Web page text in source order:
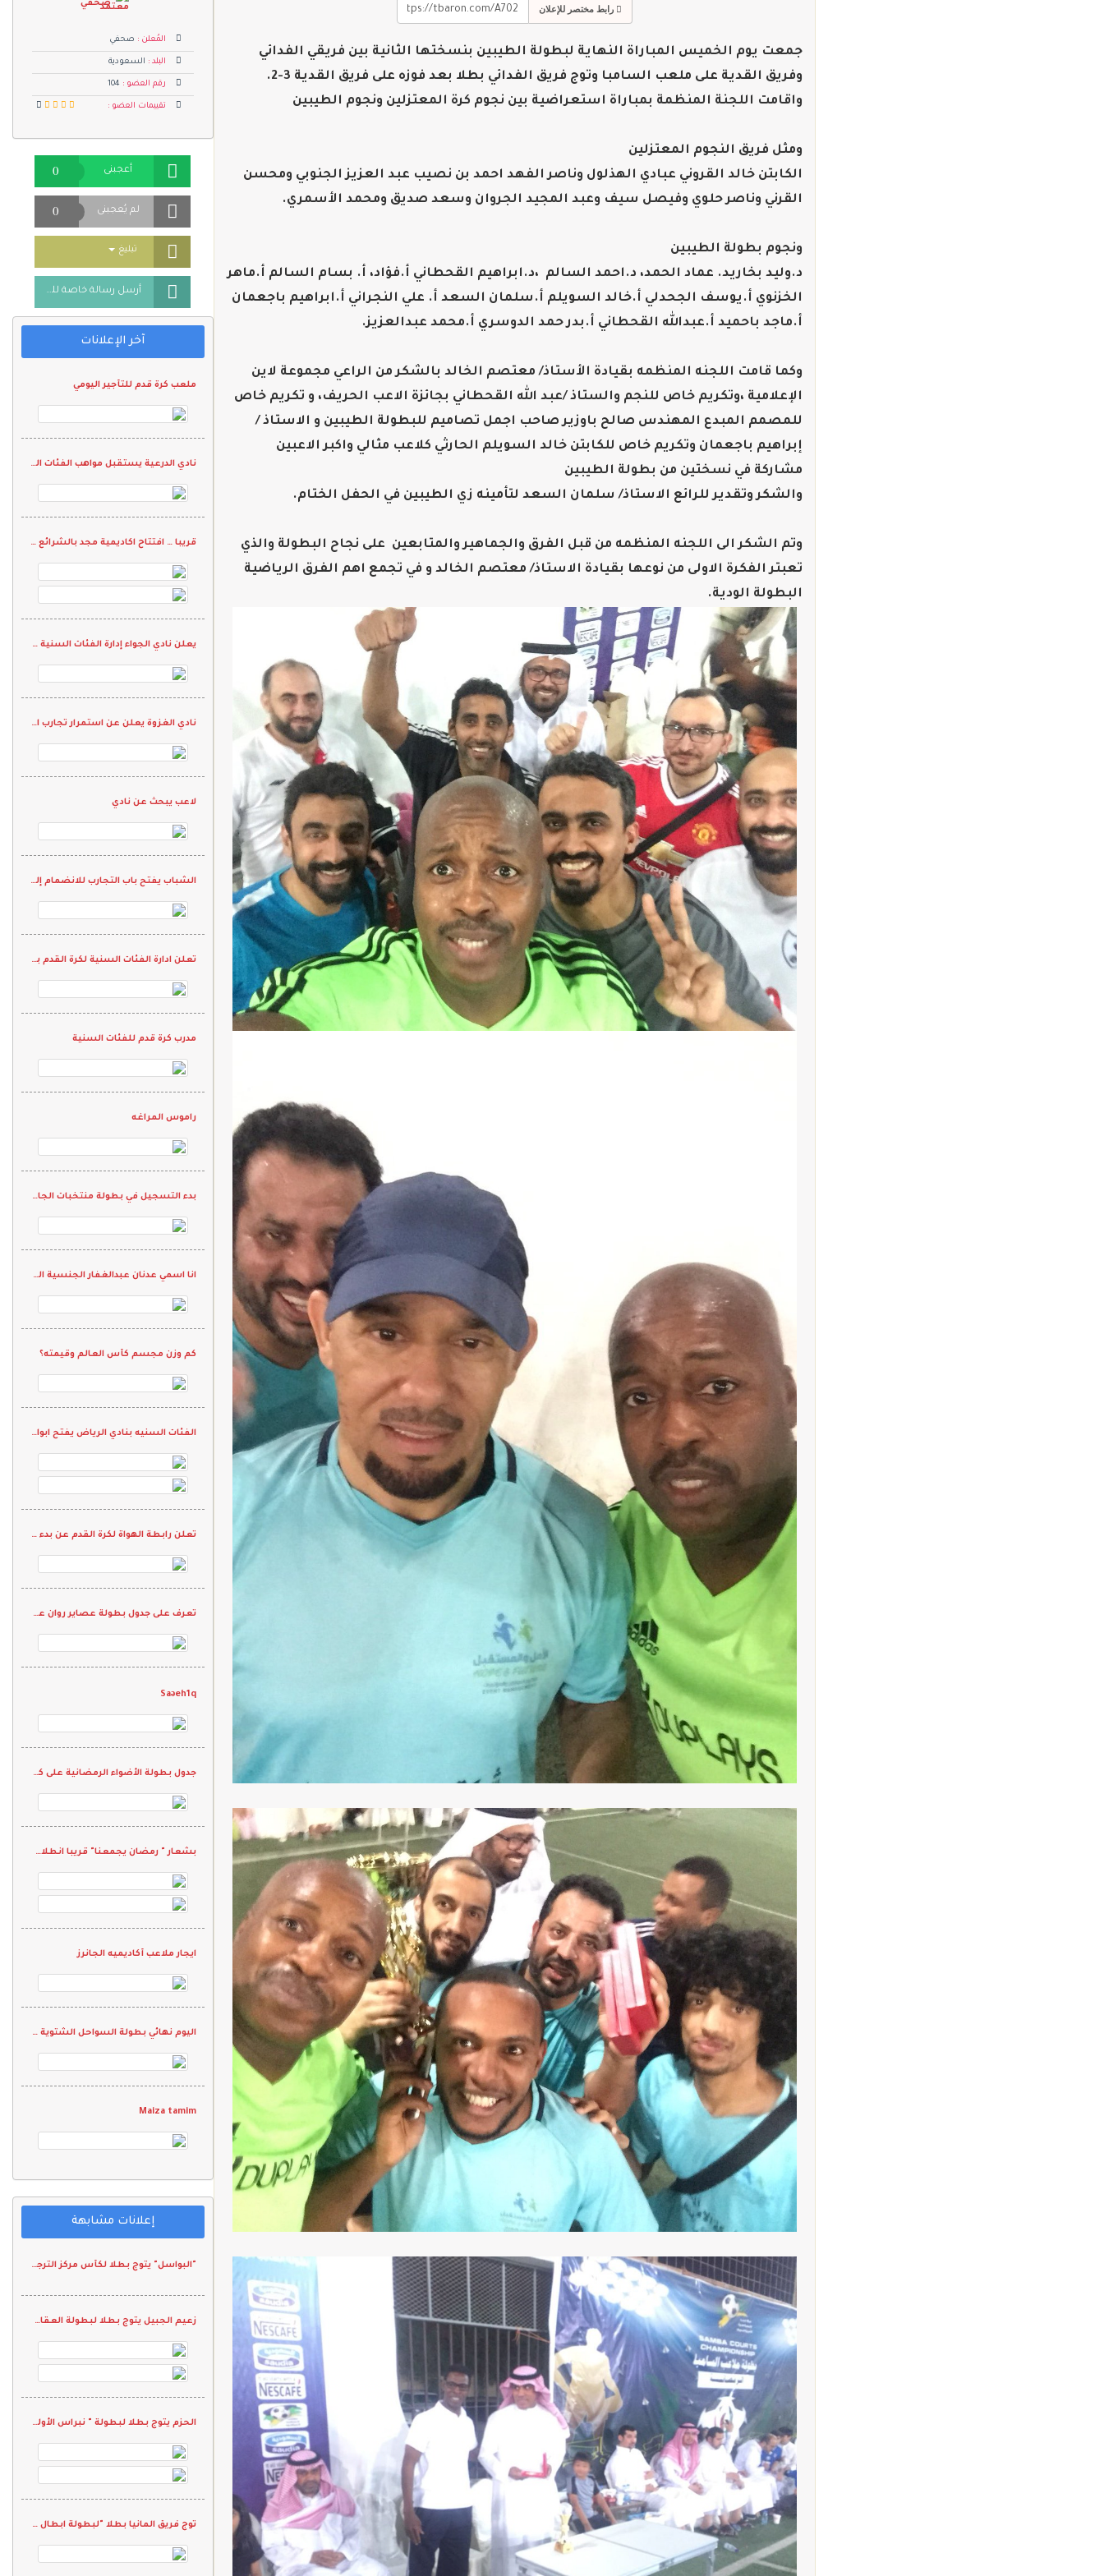
رابط مختصر للإعلان
جمعت يوم الخميس المباراة النهاية لبطولة الطيبين بنسختها الثانية بين فريقي الفدائي
وفريق القدية على ملعب السامبا وتوج فريق الفدائي بطلا بعد فوزه على فريق القدية 3-2.
واقامت اللجنة المنظمة بمباراة استعراضية بين نجوم كرة المعتزلين ونجوم الطيبين
ومثل فريق النجوم المعتزلين
الكابتن خالد القروني عبادي الهذلول وناصر الفهد احمد بن نصيب عبد العزيز الجنوبي ومحسن
القرني وناصر حلوي وفيصل سيف وعبد المجيد الجروان وسعد صديق ومحمد الأسمري.
ونجوم بطولة الطيبين
د.وليد بخاريد. عماد الحمد، د.احمد السالم ،د.ابراهيم القحطاني أ.فؤاد، أ. بسام السالم أ.ماهر
الخزنوي أ.يوسف الجحدلي أ.خالد السويلم أ.سلمان السعد أ. علي النجراني أ.ابراهيم باجعمان
أ.ماجد باحميد أ.عبدالله القحطاني أ.بدر حمد الدوسري أ.محمد عبدالعزيز.
وكما قامت اللجنه المنظمه بقيادة الأستاذ/ معتصم الخالد بالشكر من الراعي مجموعة لاين
الإعلامية ،وتكريم خاص للنجم والستاذ /عبد الله القحطاني بجائزة الاعب الحريف، و تكريم خاص
للمصمم المبدع المهندس صالح باوزير صاحب اجمل تصاميم للبطولة الطيبين و الاستاذ /
إبراهيم باجعمان وتكريم خاص للكابتن خالد السويلم الحارثي كلاعب مثالي واكبر الاعبين
مشاركة في نسختين من بطولة الطيبين
والشكر وتقدير للرائع الاستاذ/ سلمان السعد لتأمينه زي الطيبين في الحفل الختام.
وتم الشكر الى اللجنه المنظمه من قبل الفرق والجماهير والمتابعين على نجاح البطولة والذي
تعبتر الفكرة الاولى من نوعها بقيادة الاستاذ/ معتصم الخالد و في تجمع اهم الفرق الرياضية
البطولة الودية.
صحفي
المُعلن : صحفي
البلد : السعودية
رقم العضو :104
تقييمات العضو :
أعجبنى 0
لم يُعجبنى 0
تبليغ Toggle Dropdown
أرسل رسالة خاصة للمُعلن
آخر الإعلانات
ملعب كرة قدم للتأجير اليومي
نادي الدرعية يستقبل مواهب الفئات السنية في تجارب الأداء
قريبا … افتتاح اكاديمية مجد بالشرائع الراشدية
يعلن نادي الجواء إدارة الفئات السنية لكرة القدم عن إقامة تجارب أداء
نادي الغزوة يعلن عن استمرار تجارب الأداء للفئات السنية في كرة القدم
لاعب يبحث عن نادي
الشباب يفتح باب التجارب للانضمام إلى الفئات السنية
تعلن ادارة الفئات السنية لكرة القدم بنادي المحمل عن بدء التسجيل للمرحلة الأولى
مدرب كرة قدم للفئات السنية
راموس المراغه
بدء التسجيل في بطولة منتخبات الجاليات الثانية
انا اسمي عدنان عبدالغفار الجنسية الهند وحلمي ان العب كورة القدم في نادي واقدم كل م لدي ويارب انها تححق
كم وزن مجسم كأس العالم وقيمته؟
الفئات السنيه بنادي الرياض يفتح ابوابه لاستقبال المواهب
تعلن رابطة الهواة لكرة القدم عن بدء التسجيل في دورة الحكام
تعرف على جدول بطولة عصاير روان على "كاس شيخ الرياضيين"
Saəeh1q
جدول بطولة الأضواء الرمضانية على كأس الأسطورة "محمد نور"
بشعار " رمضان يجمعنا" قريبا انطلاق بطولة فرق الجاليات الرمضانيه الثانيه 2022
ايجار ملاعب أكاديميه الجانرز
اليوم نهائي بطولة السواحل الشتوية الودية
Maiza tamim
إعلانات مشابهة
"البواسل" يتوج بطلا لكأس مركز الترجي الرياضي
زعيم الجبيل يتوج بطلا لبطولة العقال العصري الاولى
الحزم يتوج بطلا لبطولة " نبراس الأولى" بالمدينة المنورة
توج فريق المانيا بطلا "لبطولة ابطال الرياض الثالثة"